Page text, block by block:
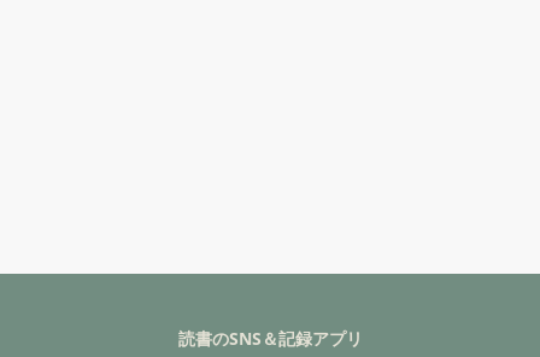
読書のSNS＆記録アプリ